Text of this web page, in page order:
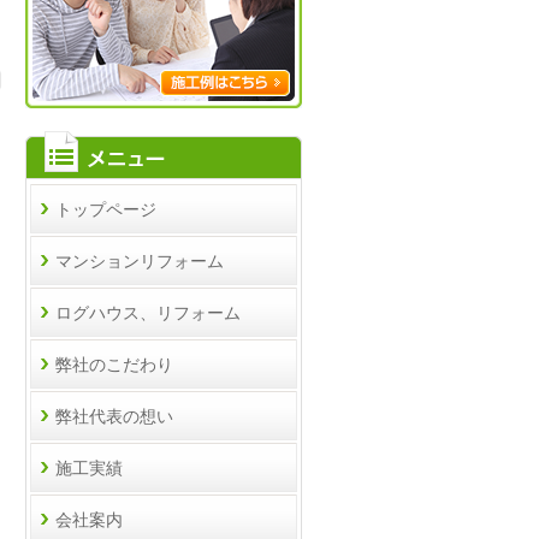
メニュー
トップページ
マンションリフォーム
ログハウス、リフォーム
弊社のこだわり
弊社代表の想い
施工実績
会社案内